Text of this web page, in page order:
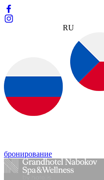
RU
бронирование